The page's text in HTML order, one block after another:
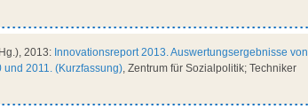
2013: Innovationsreport 2013. Auswertungsergebnisse von
2011. (Kurzfassung), Zentrum für Sozialpolitik; Techniker